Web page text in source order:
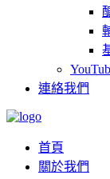
連絡我們
首頁
關於我們